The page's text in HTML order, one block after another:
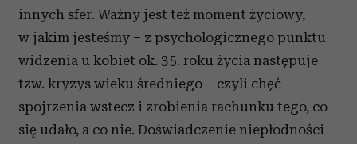
innych sfer. Ważny jest też moment życiowy,
w jakim jesteśmy – z psychologicznego punktu
widzenia u kobiet ok. 35. roku życia następuje
tzw. kryzys wieku średniego – czyli chęć
spojrzenia wstecz i zrobienia rachunku tego, co
się udało, a co nie. Doświadczenie niepłodności